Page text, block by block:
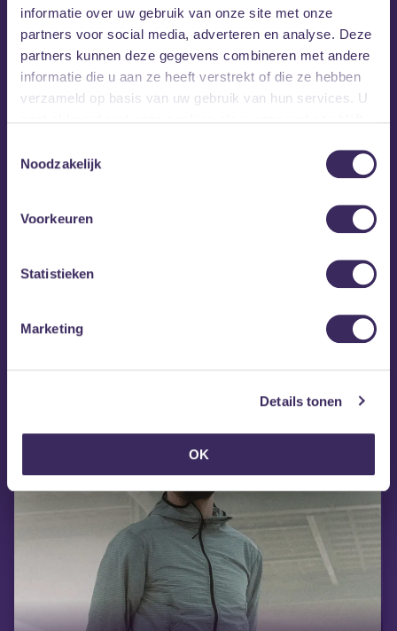
informatie over uw gebruik van onze site met onze
partners voor social media, adverteren en analyse. Deze
partners kunnen deze gegevens combineren met andere
informatie die u aan ze heeft verstrekt of die ze hebben
verzameld op basis van uw gebruik van hun services. U
Noodzakelijk
Voorkeuren
Statistieken
Marketing
Details tonen
OK
PULSE